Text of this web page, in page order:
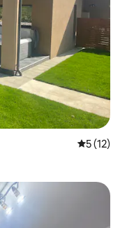
平均评分
5 (12)